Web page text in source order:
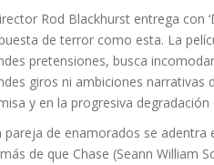
Rod Blackhurst entrega con
de terror como esta. La
pretensiones, busca
giros ni ambiciones narrativas
y en la progresiva
pareja de enamorados se adentra
de que Chase (Seann William